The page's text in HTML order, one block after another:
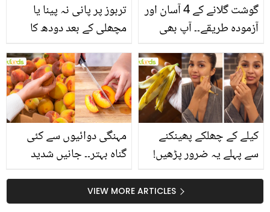
تربوز پر پانی نہ پینا یا
مچھلی کے بعد دودھ کا
سے متعلق غلط فہمیوں کی
حقیقت کیا ہے اور افواہ
کیا؟
گوشت گلانے کے 4 آسان اور
آزمودہ طریقے۔۔ آپ بھی
بتائے راز
مہنگی دوائیوں سے کئی
گناہ بہتر۔۔ جانیں شدید
کیوں کھانا چاہیے؟
کیلے کے چھلکے پھینکنے
سے پہلے یہ ضرور پڑھیں!
سستا اور قدرتی حلVIEW MORE ARTICLES